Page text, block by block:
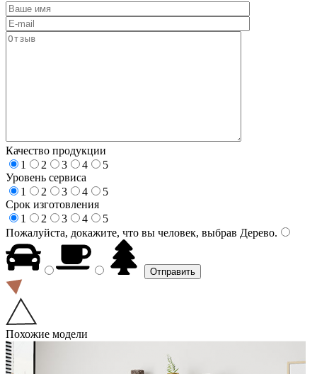
Качество продукции
1
2 3 4
5
Уровень сервиса
1
2 3 4
5
Срок изготовления
1
2 3 4
5
Пожалуйста, докажите, что вы человек, выбрав Дерево.
Похожие модели